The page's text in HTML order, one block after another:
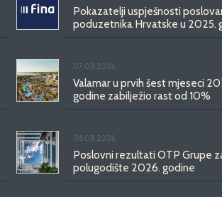
Pokazatelji uspješnosti
poduzetnika Hrvatske u 2025.
07.08.2026.
Valamar u prvih šest mjeseci
godine zabilježio rast od 10%
06.08.2026.
Poslovni rezultati OTP Grupe
polugodište 2026. godine